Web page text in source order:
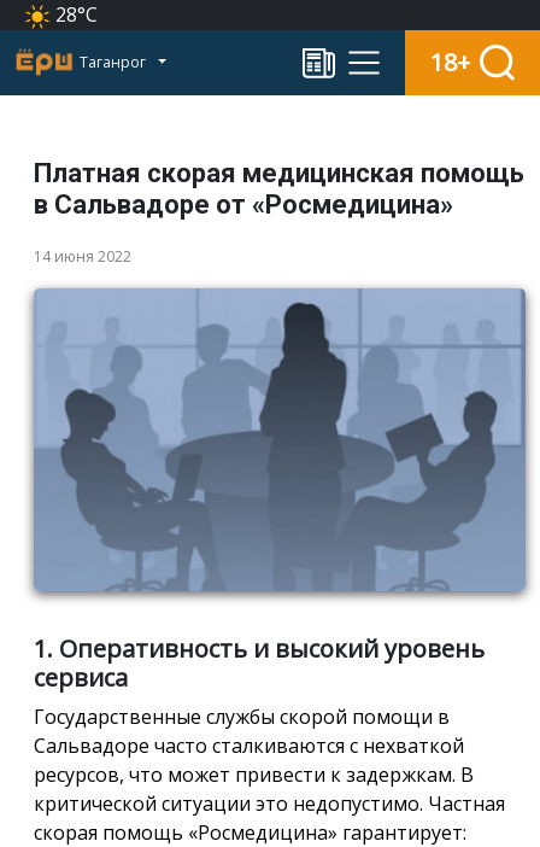
28°C
Таганрог 18+
Платная скорая медицинская помощь
в Сальвадоре от «Росмедицина»
14 июня 2022
1. Оперативность и высокий уровень
сервиса
Государственные службы скорой помощи в
Сальвадоре часто сталкиваются с нехваткой
ресурсов, что может привести к задержкам. В
критической ситуации это недопустимо. Частная
скорая помощь «Росмедицина» гарантирует: